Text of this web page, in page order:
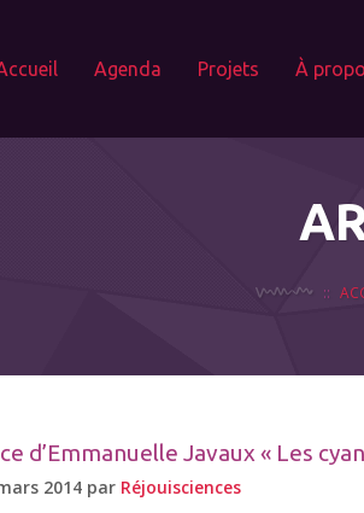
Agenda Projets À
d’Emmanuelle Javaux « Les
2014 par Réjouisciences